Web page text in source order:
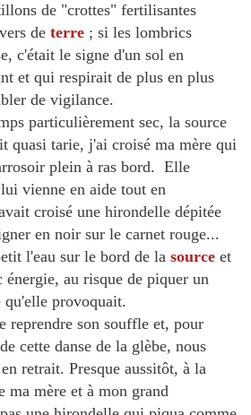
de "crottes" fertilisantes
de terre ; si les lombrics
c'était le signe d'un sol en
et qui respirait de plus en plus
de vigilance.
particulièrement sec, la source
quasi tarie, j'ai croisé ma mère qui
plein à ras bord. Elle
vienne en aide tout en
croisé une hirondelle dépitée
en noir sur le carnet rouge...
l'eau sur le bord de la source et
au risque de piquer un
qu'elle provoquait.
reprendre son souffle et, pour
cette danse de la glèbe, nous
retrait. Presque aussitôt, à la
ma mère et à mon grand